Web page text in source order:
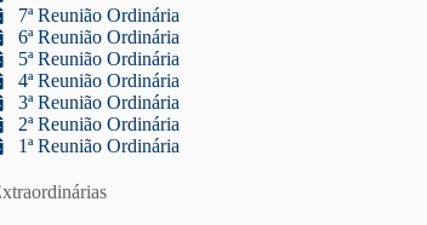
7ª Reunião Ordinária
6ª Reunião Ordinária
5ª Reunião Ordinária
4ª Reunião Ordinária
3ª Reunião Ordinária
2ª Reunião Ordinária
1ª Reunião Ordinária